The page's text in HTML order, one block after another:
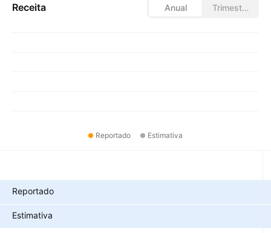
Receita Anual Trimestral
Reportado Estimativa
Reportado
Estimativa